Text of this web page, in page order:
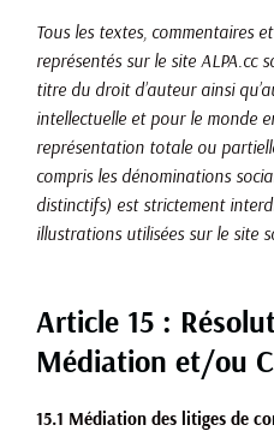
Tous les textes, commentaires
représentés sur le site ALPA.cc
titre du droit d’auteur ainsi
intellectuelle et pour le monde
représentation totale ou
compris les dénominations
distinctifs) est strictement
illustrations utilisées sur le site
Article 15 :
Médiation et/ou
15.1 Médiation des litiges de